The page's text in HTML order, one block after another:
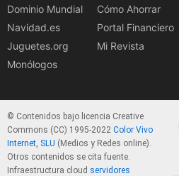
Dominio Mundial
Navidad.es
Juguetes.org
Monólogos
Cómo Ahorrar
Portal Financiero
Mi Revista
© Contenidos bajo licencia Creative
Commons (CC) 1995-2022 Color Vivo
Internet, SLU (Medios y Redes online).
Otros contenidos se cita fuente.
Infraestructura cloud servidores